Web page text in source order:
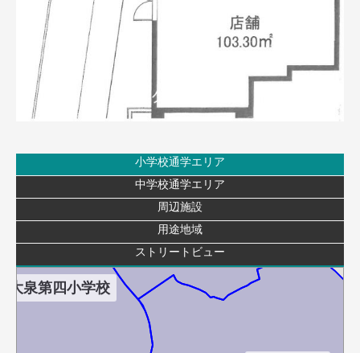
小学校通学エリア
中学校通学エリア
周辺施設
用途地域
ストリートビュー
大泉第四小学校
大泉第三小学校